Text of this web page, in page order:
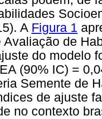
A Figura 1
Avaliação de
do modelo
(90% IC) =
Semente de
de ajuste
no contexto